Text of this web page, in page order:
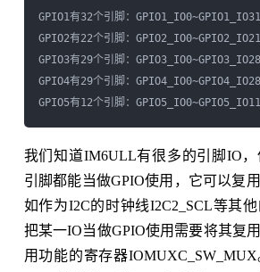
GPIO1有32个引脚：GPIO1_IO0~GPIO1_IO31
GPIO2有22个引脚：GPIO2_IO0~GPIO2_IO21
GPIO3有29个引脚：GPIO3_IO0~GPIO3_IO28
GPIO4有29个引脚：GPIO4_IO0~GPIO4_IO28
我们知道IM6ULL有很多的引脚IO
引脚都能当做GPIO使用，它可以复
如作为I2C的时钟线I2C2_SCL等其
把某一IO当做GPIO使用需要将其复
用功能的寄存器